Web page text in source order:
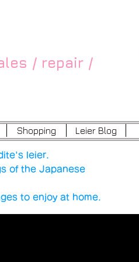
/ repair /
Shopping Leier Blog
leier.
of the Japanese
to enjoy at home.